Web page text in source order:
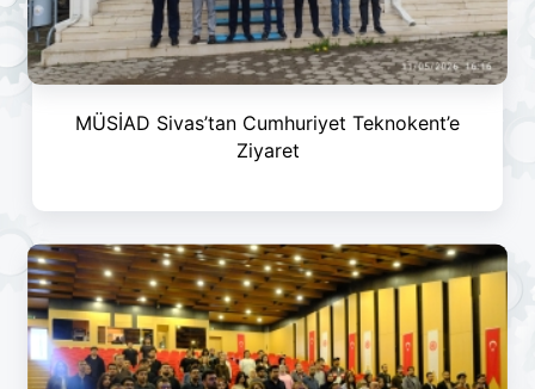
MÜSİAD Sivas’tan Cumhuriyet Teknokent’e
Ziyaret